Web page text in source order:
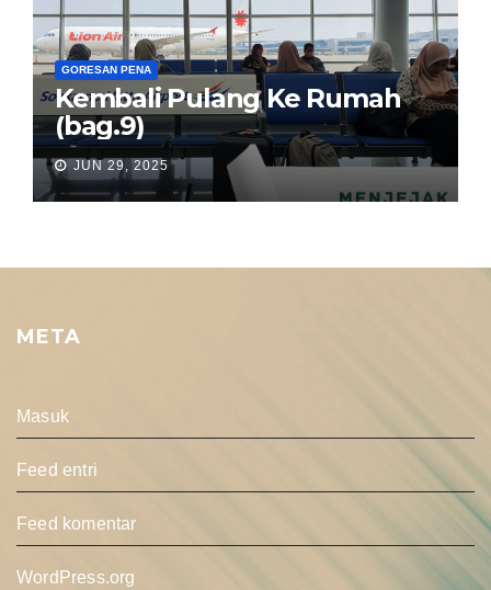
GORESAN PENA
Kembali Pulang Ke Rumah
(bag.9)
JUN 29, 2025
META
Masuk
Feed entri
Feed komentar
WordPress.org